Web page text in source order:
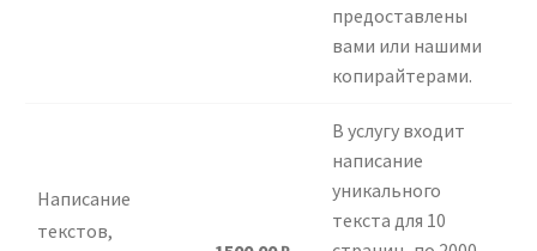
предоставлены
вами или нашими
копирайтерами.
Написание
текстов,
В услугу входит
написание
уникального
текста для 10